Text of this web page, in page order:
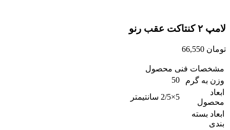
لامپ ۲ کنتاکت عقب رنو
تومان
مشخصات فنی محصول
وزن به گرم
50
ابعاد
محصول
5×2/5 سانتیمتر
ابعاد بسته
بندی